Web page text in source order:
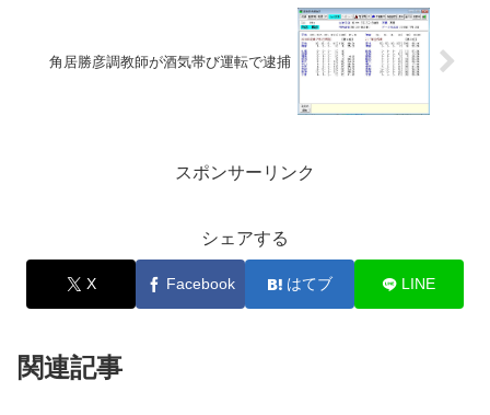
角居勝彦調教師が酒気帯び運転で逮捕
スポンサーリンク
シェアする
X Facebook はてブ LINE
関連記事